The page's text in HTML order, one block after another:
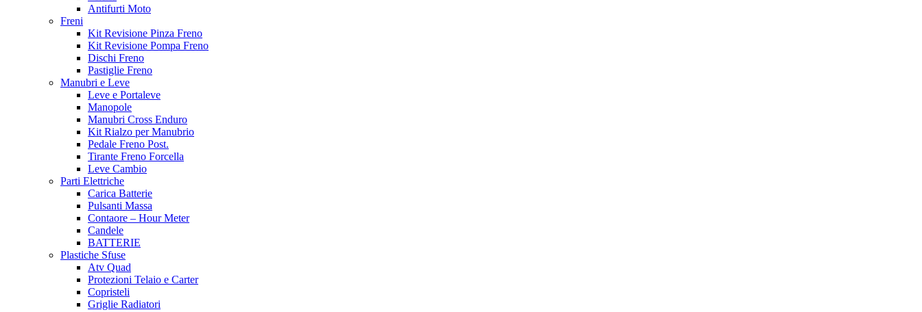
Antifurti Moto
Freni
Kit Revisione Pinza Freno
Kit Revisione Pompa Freno
Dischi Freno
Pastiglie Freno
Manubri e Leve
Leve e Portaleve
Manopole
Manubri Cross Enduro
Kit Rialzo per Manubrio
Pedale Freno Post.
Tirante Freno Forcella
Leve Cambio
Parti Elettriche
Carica Batterie
Pulsanti Massa
Contaore – Hour Meter
Candele
BATTERIE
Plastiche Sfuse
Atv Quad
Protezioni Telaio e Carter
Copristeli
Griglie Radiatori